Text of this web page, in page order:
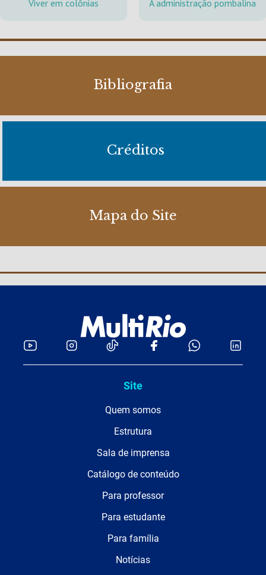
Viver em colônias A administração pombalina
Bibliografia
Créditos
Mapa do Site
Site
Quem somos
Estrutura
Sala de imprensa
Catálogo de conteúdo
Para professor
Para estudante
Para família
Notícias